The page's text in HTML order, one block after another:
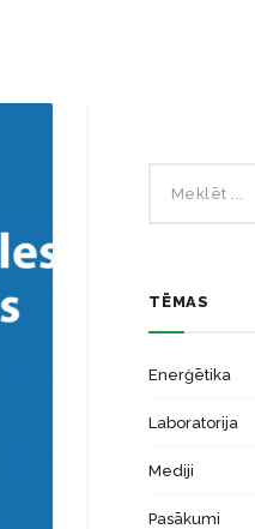
TĒMAS
Enerģētika
Laboratorija
Mediji
Pasākumi